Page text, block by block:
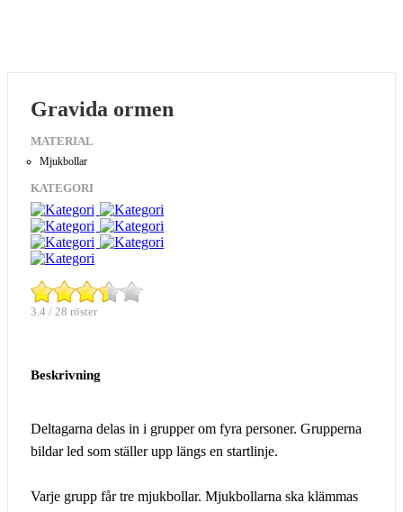
Gravida ormen
MATERIAL
Mjukbollar
KATEGORI
3.4 / 28 röster
Beskrivning
Deltagarna delas in i grupper om fyra personer. Grupperna
bildar led som ställer upp längs en startlinje.
Varje grupp får tre mjukbollar. Mjukbollarna ska klämmas